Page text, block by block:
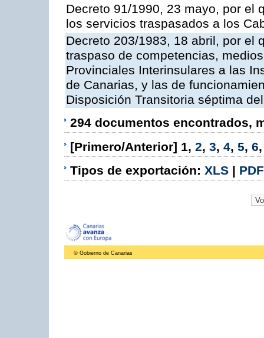
Decreto 91/1990, 23 mayo, por el
los servicios traspasados a los
Decreto 203/1983, 18 abril, por el
traspaso de competencias,
Provinciales Interinsulares a las
de Canarias, y las de
Disposición Transitoria séptima
294 documentos encontrados,
[Primero/Anterior] 1, 2, 3, 4, 5, 6
Tipos de exportación: XLS | PDF
© Gobierno de Canarias